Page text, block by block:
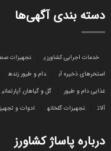
دسته بندی آگهی‌ها
خدمات اجرایی کشاورزی تجهیزات
استخرهای ذخیره آب
دام و طیور زنده
غذایی دام و طیور
گل و گیاهان آپارتمانی
آلات
تجهیزات گلخانه ادوات و
درباره پاساژ کشاورز